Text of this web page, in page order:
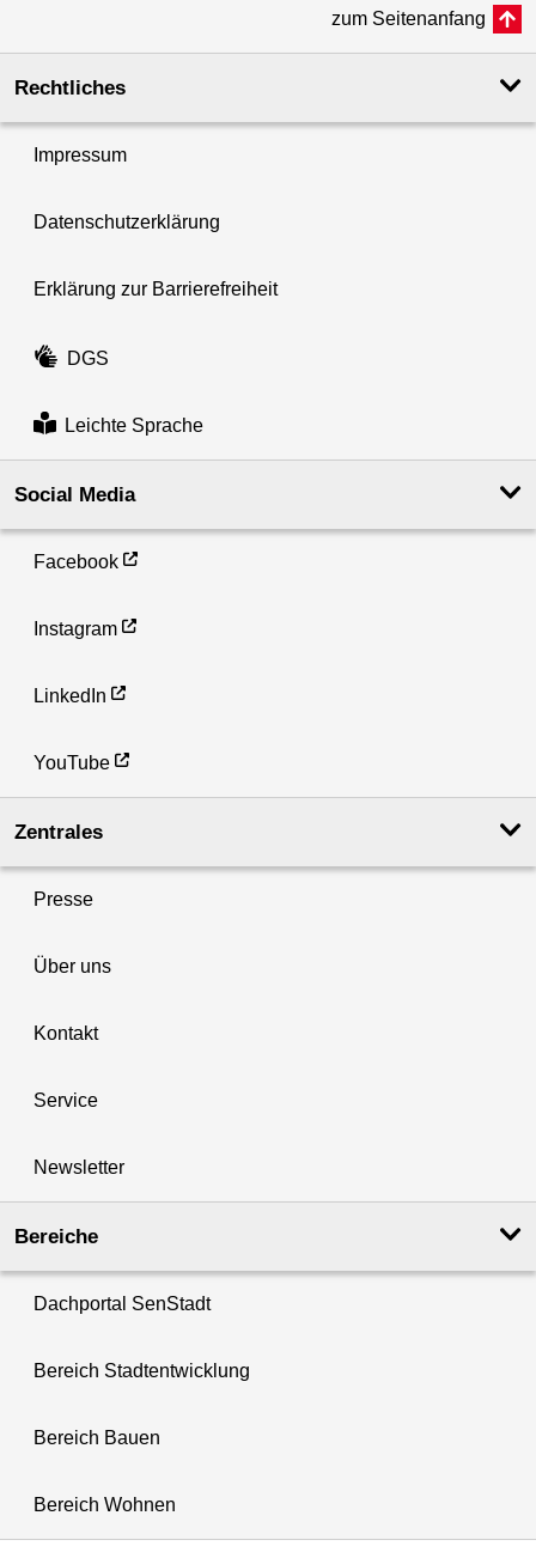
zum Seitenanfang
Rechtliches
Impressum
Datenschutzerklärung
Erklärung zur Barrierefreiheit
DGS
Leichte Sprache
Social Media
Facebook
Instagram
LinkedIn
YouTube
Zentrales
Presse
Über uns
Kontakt
Service
Newsletter
Bereiche
Dachportal SenStadt
Bereich Stadtentwicklung
Bereich Bauen
Bereich Wohnen